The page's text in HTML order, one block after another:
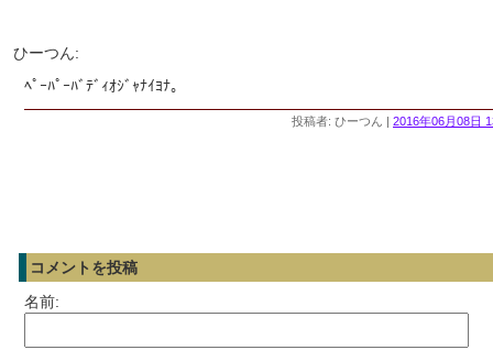
ひーつん:
ﾍﾟｰﾊﾟｰﾊﾞﾃﾞｨｵｼﾞｬﾅｲﾖﾅ｡
投稿者: ひーつん | 2016年06月08日
コメントを投稿
名前: